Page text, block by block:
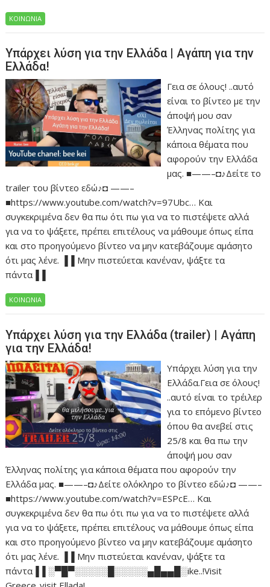
ΚΟΙΝΩΝΙΑ
Υπάρχει λύση για την Ελλάδα | Αγάπη για την
Ελλάδα!
Γεια σε όλους! ..αυτό
είναι το βίντεο με την
άποψή μου σαν
Έλληνας πολίτης για
κάποια θέματα που
αφορούν την Ελλάδα
μας. ■——–◘♪Δείτε το
trailer του βίντεο εδώ♪◘ ——–
■https://www.youtube.com/watch?v=97Ubc… Και
συγκεκριμένα δεν θα πω ότι πω για να το πιστέψετε αλλά
για να το ψάξετε, πρέπει επιτέλους να μάθουμε όπως είπα
και στο προηγούμενο βίντεο να μην κατεβάζουμε αμάσητο
ότι μας λένε. ▐▐ Μην πιστεύεται κανέναν, ψάξτε τα
πάντα▐▐
ΚΟΙΝΩΝΙΑ
Υπάρχει λύση για την Ελλάδα (trailer) | Αγάπη
για την Ελλάδα!
Υπάρχει λύση για την
Ελλάδα.Γεια σε όλους!
..αυτό είναι το τρέιλερ
για το επόμενο βίντεο
όπου θα ανεβεί στις
25/8 και θα πω την
άποψή μου σαν
Έλληνας πολίτης για κάποια θέματα που αφορούν την
Ελλάδα μας. ■——–◘♪Δείτε ολόκληρο το βίντεο εδώ♪◘ ——–
■https://www.youtube.com/watch?v=ESPcE… Και
συγκεκριμένα δεν θα πω ότι πω για να το πιστέψετε αλλά
για να το ψάξετε, πρέπει επιτέλους να μάθουμε όπως είπα
και στο προηγούμενο βίντεο να μην κατεβάζουμε αμάσητο
ότι μας λένε. ▐▐ Μην πιστεύεται κανέναν, ψάξτε τα
πάντα▐▐ ░▀█▀░░░░░█░░░░░▄█▄▄█░ike..!Visit